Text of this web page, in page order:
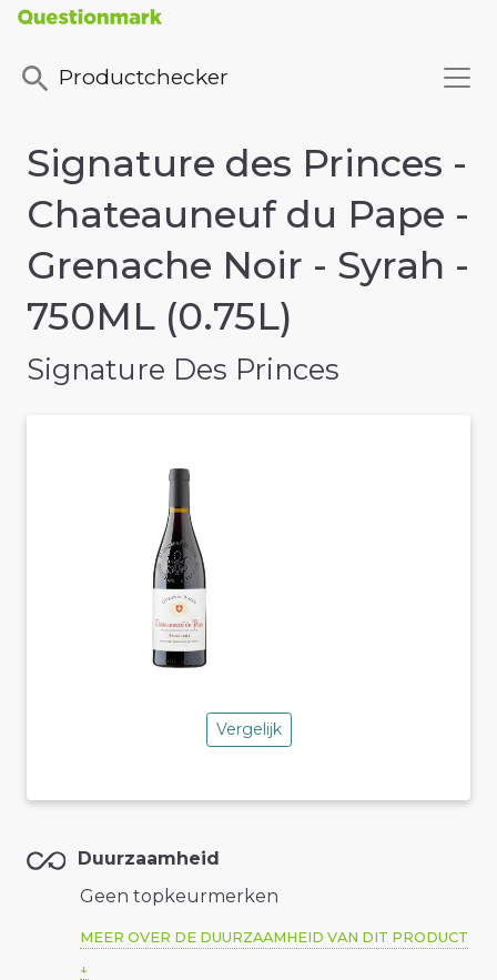
Productchecker
Signature des Princes -
Chateauneuf du Pape -
Grenache Noir - Syrah -
750ML (0.75L)
Signature Des Princes
Vergelijk
Duurzaamheid
Geen topkeurmerken
MEER OVER DE DUURZAAMHEID VAN DIT PRODUCT